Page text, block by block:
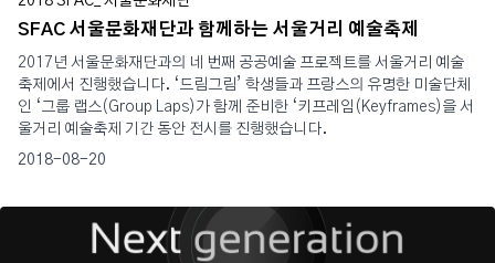
SFAC 서울문화재단과 함께하는 서울거리 예술축제
2017년 서울문화재단과의 네 번째 공공예술 프로젝트를 서울거리 예술
축제에서 진행했습니다. ‘드림그림’ 학생들과 프랑스의 유명한 미술단체
인 ‘그룹 랩스(Group Laps)가 함께 준비한 ‘키프레임(Keyframes)을 서
울거리 예술축제 기간 동안 전시를 진행했습니다.
2018-08-20